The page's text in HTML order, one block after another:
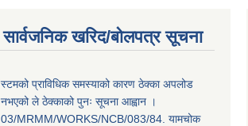
सार्वजनिक खरिद/बोलपत्र सूचना
स्टमको प्राविधिक समस्याको कारण ठेक्का अपलोड
नभएको ले ठेक्काको पुनः सूचना आह्वान ।
03/MRMM/WORKS/NCB/083/84. यामचोक